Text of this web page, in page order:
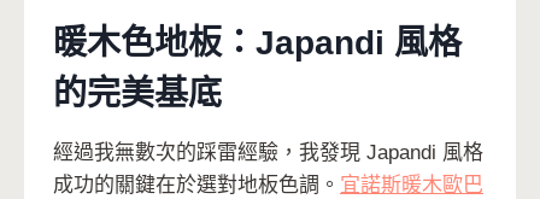
暖木色地板：Japandi 風格
的完美基底
經過我無數次的踩雷經驗，我發現 Japandi 風格
成功的關鍵在於選對地板色調。 宜諾斯暖木歐巴